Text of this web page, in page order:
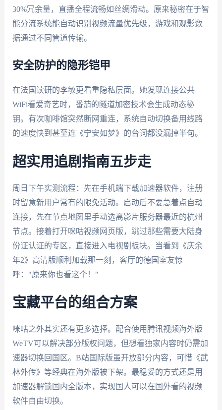
30%冗余量，直播全程流畅如丝绸滑动。原来秘密在于智
能分流系统能自动识别视频流量优先级，游戏和观影数
据通过不同管道传输。
安全防护的隐形铠甲
在法国读研的李敏更看重隐私层面。她发现连接公共
WiFi看爱奇艺时，番茄的隧道加密技术会生成动态秘
钥。有次咖啡馆突然断网重连，系统自动切换备用线路
的速度快到甚至连《宁安如梦》的台词都没漏掉半句。
超实用追剧指南五步走
周日下午实测流程：先在手机端下载加速器软件，注册
时留意新用户常有的限免活动。启动后不要急着点自动
连接，先在节点地图里手动选离影片服务器最近的杭州
节点。接着打开咪咕视频网页版，跳过那些需要大陆身
份证认证的专区，直接进入电视剧板块。当看到《庆余
年2》高清版顺利加载那一刻，客厅的德国室友惊
呼："原来你也看这个！"
宝藏平台的组合方案
咪咕之外其实还有更多选择。配合使用腾讯视频海外版
WeTV可以解决部分版权问题，但想看独家内容时仍需加
速器切换回国区。B站国际版虽开放部分内容，可惜《武
林外传》等经典在海外版被下架。最稳妥的方式还是用
加速器解锁国内全版本，实现国人可以在国外看的视频
软件自由切换。